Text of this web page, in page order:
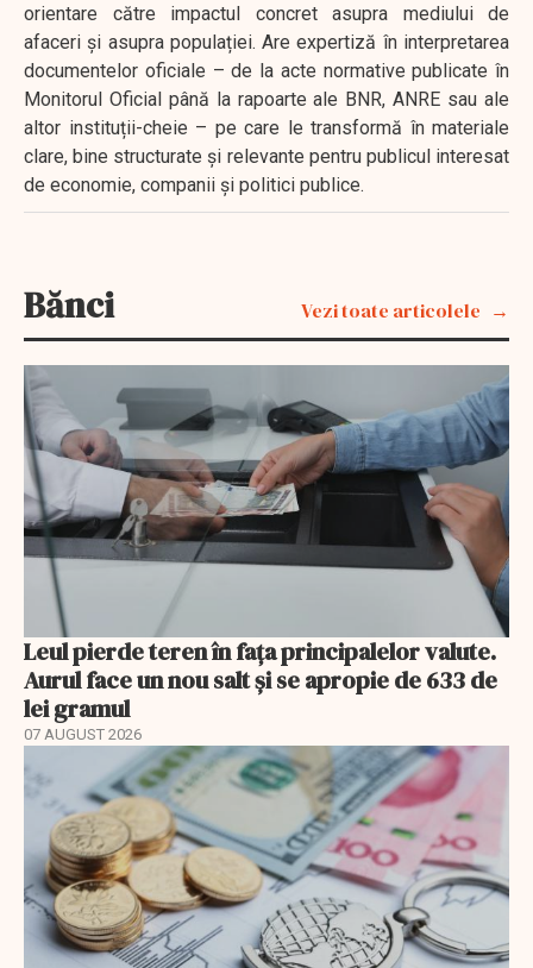
orientare către impactul concret asupra mediului de
afaceri și asupra populației. Are expertiză în interpretarea
documentelor oficiale – de la acte normative publicate în
Monitorul Oficial până la rapoarte ale BNR, ANRE sau ale
altor instituții-cheie – pe care le transformă în materiale
clare, bine structurate și relevante pentru publicul interesat
de economie, companii și politici publice.
Bănci Vezi toate articolele
Leul pierde teren în fața principalelor valute.
Aurul face un nou salt și se apropie de 633 de
lei gramul
07 AUGUST 2026